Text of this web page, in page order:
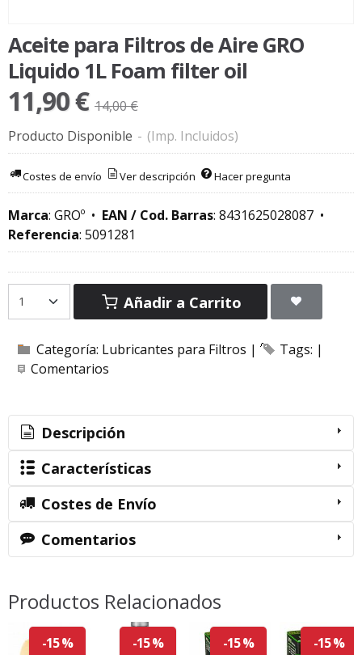
Aceite para Filtros de Aire GRO
Liquido 1L Foam filter oil
11,90 € 14,00 €
Producto Disponible - (Imp. Incluidos)
Costes de envío Ver descripción Hacer pregunta
Marca: GROº • EAN / Cod. Barras: 8431625028087 •
Referencia: 5091281
Añadir a Carrito
Categoría: Lubricantes para Filtros | Tags: |
Comentarios
Descripción
Características
Costes de Envío
Comentarios
Productos Relacionados
-15 % -15 % -15 % -15 %